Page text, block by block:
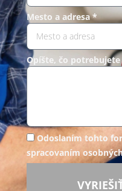
Mesto a adresa *
Opíšte, čo potrebujete
Odoslaním tohto
spracovaním